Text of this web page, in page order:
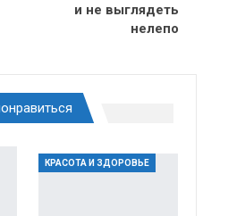
и не выглядеть
нелепо
КРАСОТА И ЗДОРОВЬЕ